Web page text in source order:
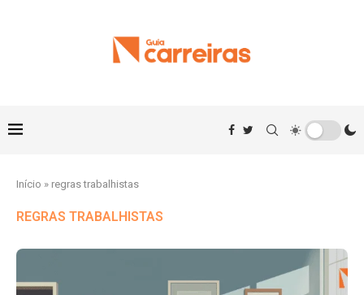
Início » regras trabalhistas
REGRAS TRABALHISTAS